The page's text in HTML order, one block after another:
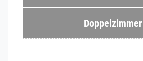
Doppelzimmer